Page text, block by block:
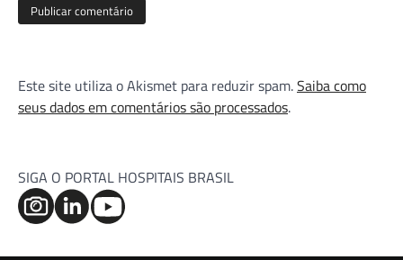
Este site utiliza o Akismet para reduzir spam.Saiba como
seus dados em comentários são processados.
SIGA O PORTAL HOSPITAIS BRASIL